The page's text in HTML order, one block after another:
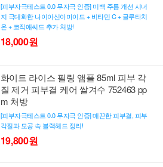
[피부자극테스트 0.0 무자극 인증] 미백 주름 개선 시너
지 극대화한 나이아신아마이드 + 비타민 C + 글루타치
온 + 코직애씨드 추가 처방!
18,000원
화이트 라이스 필링 앰플 85ml 피부 각
질 제거 피부결 케어 쌀겨수 752463 pp
m 처방
[피부자극테스트 0.0 무자극 인증] 매끈한 피부결, 피부
각질과 모공 속 블랙헤드 정리!
19,800원